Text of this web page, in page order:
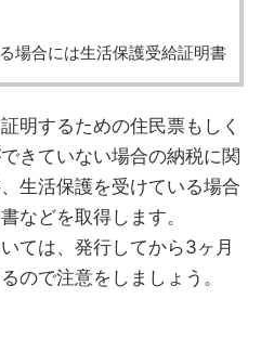
場合には生活保護受給証明書
明するための住民票もしく
きていない場合の納税に関
生活保護を受けている場合
などを取得します。
ては、発行してから3ヶ月
ので注意をしましょう。